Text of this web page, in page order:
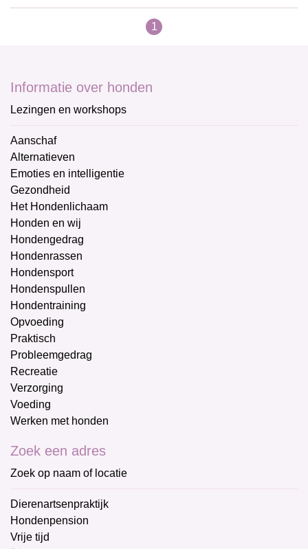
1
Informatie over honden
Lezingen en workshops
Aanschaf
Alternatieven
Emoties en intelligentie
Gezondheid
Het Hondenlichaam
Honden en wij
Hondengedrag
Hondenrassen
Hondensport
Hondenspullen
Hondentraining
Opvoeding
Praktisch
Probleemgedrag
Recreatie
Verzorging
Voeding
Werken met honden
Zoek een adres
Zoek op naam of locatie
Dierenartsenpraktijk
Hondenpension
Vrije tijd